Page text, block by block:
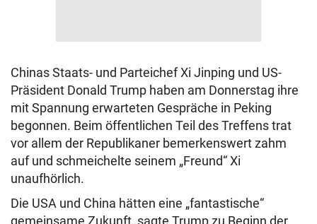
Chinas Staats- und Parteichef Xi Jinping und US-
Präsident Donald Trump haben am Donnerstag ihre
mit Spannung erwarteten Gespräche in Peking
begonnen. Beim öffentlichen Teil des Treffens trat
vor allem der Republikaner bemerkenswert zahm
auf und schmeichelte seinem „Freund“ Xi
unaufhörlich.
Die USA und China hätten eine „fantastische“